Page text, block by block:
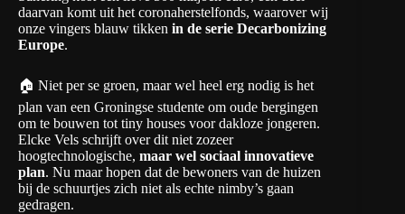
daarvan komt uit het coronaherstelfonds, waarover wij
onze vingers blauw tikken in de serie Decarbonizing
Europe.
🏠 Niet per se groen, maar wel heel erg nodig is het
plan van een Groningse studente om oude bergingen
om te bouwen tot tiny houses voor dakloze jongeren.
Elcke Vels schrijft over dit niet zozeer
hoogtechnologische, maar wel sociaal innovatieve
plan. Nu maar hopen dat de bewoners van de huizen
bij de schuurtjes zich niet als echte nimby’s gaan
gedragen.